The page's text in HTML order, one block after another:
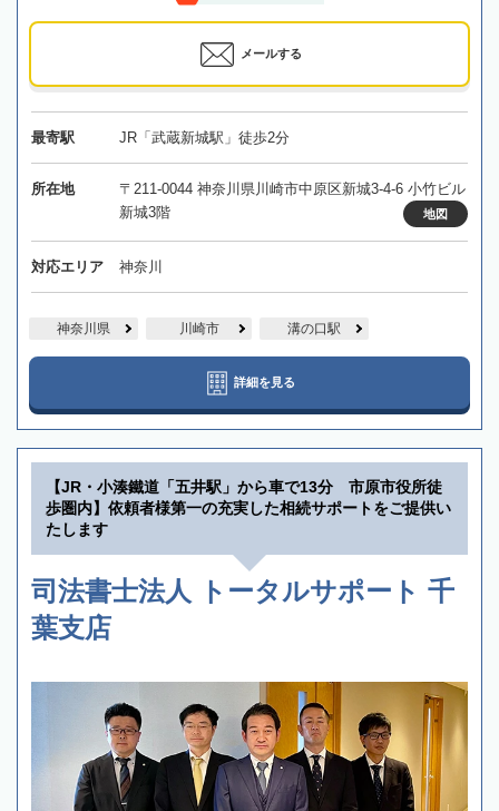
メールする
最寄駅 JR「武蔵新城駅」徒歩2分
所在地
〒211-0044 神奈川県川崎市中原区新城3-4-6 小竹ビル
新城3階
地図
対応エリア 神奈川
神奈川県 川崎市 溝の口駅
詳細を見る
【JR・小湊鐵道「五井駅」から車で13分 市原市役所徒
歩圏内】依頼者様第一の充実した相続サポートをご提供い
たします
司法書士法人 トータルサポート 千
葉支店